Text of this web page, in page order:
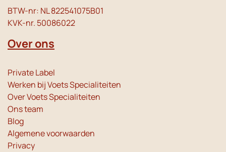
BTW-nr: NL 822541075B01
KVK-nr. 50086022
Over ons
Private Label
Werken bij Voets Specialiteiten
Over Voets Specialiteiten
Ons team
Blog
Algemene voorwaarden
Privacy